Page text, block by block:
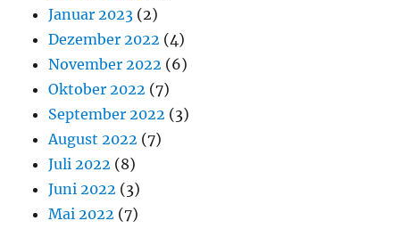
Januar 2023 (2)
Dezember 2022 (4)
November 2022 (6)
Oktober 2022 (7)
September 2022 (3)
August 2022 (7)
Juli 2022 (8)
Juni 2022 (3)
Mai 2022 (7)